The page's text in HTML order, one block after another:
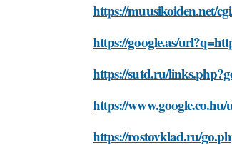
https://muusikoiden.net/
https://google.as/
https://sutd.ru/
https://
https://rostovklad.ru/